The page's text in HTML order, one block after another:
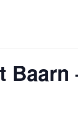
Baarn